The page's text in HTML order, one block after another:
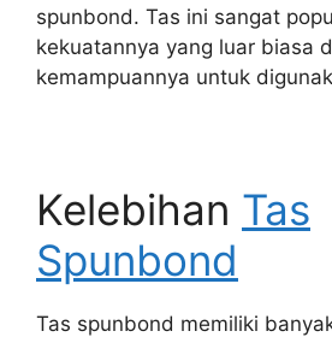
spunbond. Tas ini sangat
kekuatannya yang luar biasa
kemampuannya untuk
Kelebihan Tas
Spunbond
Tas spunbond memiliki